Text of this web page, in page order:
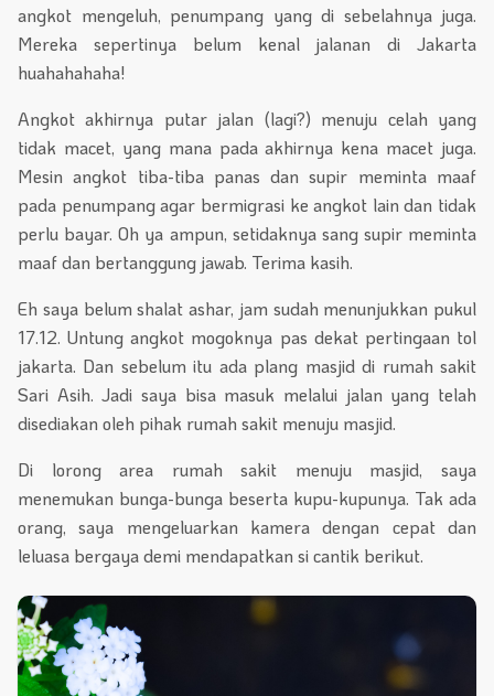
angkot mengeluh, penumpang yang di sebelahnya juga.
Mereka sepertinya belum kenal jalanan di Jakarta
huahahahaha!
Angkot akhirnya putar jalan (lagi?) menuju celah yang
tidak macet, yang mana pada akhirnya kena macet juga.
Mesin angkot tiba-tiba panas dan supir meminta maaf
pada penumpang agar bermigrasi ke angkot lain dan tidak
perlu bayar. Oh ya ampun, setidaknya sang supir meminta
maaf dan bertanggung jawab. Terima kasih.
Eh saya belum shalat ashar, jam sudah menunjukkan pukul
17.12. Untung angkot mogoknya pas dekat pertingaan tol
jakarta. Dan sebelum itu ada plang masjid di rumah sakit
Sari Asih. Jadi saya bisa masuk melalui jalan yang telah
disediakan oleh pihak rumah sakit menuju masjid.
Di lorong area rumah sakit menuju masjid, saya
menemukan bunga-bunga beserta kupu-kupunya. Tak ada
orang, saya mengeluarkan kamera dengan cepat dan
leluasa bergaya demi mendapatkan si cantik berikut.